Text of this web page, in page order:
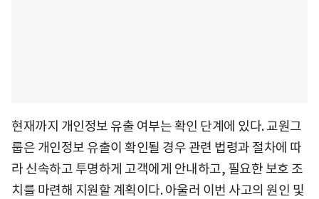
현재까지 개인정보 유출 여부는 확인 단계에 있다. 교원그
룹은 개인정보 유출이 확인될 경우 관련 법령과 절차에 따
라 신속하고 투명하게 고객에게 안내하고, 필요한 보호 조
치를 마련해 지원할 계획이다. 아울러 이번 사고의 원인 및